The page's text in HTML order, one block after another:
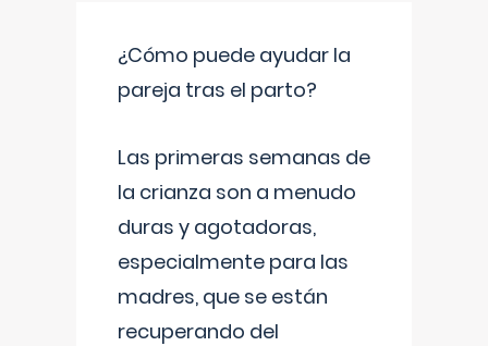
¿Cómo puede ayudar la
pareja tras el parto?
Las primeras semanas de
la crianza son a menudo
duras y agotadoras,
especialmente para las
madres, que se están
recuperando del